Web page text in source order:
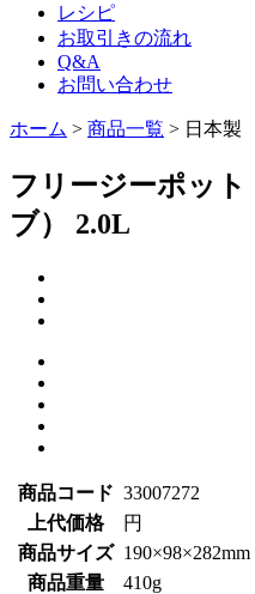
レシピ
お取引きの流れ
Q&A
お問い合わせ
ホーム > 商品一覧 > 日本製
フリージーポッ
ブ） 2.0L
商品コード 33007272
上代価格
円
商品サイズ
商品重量
410g